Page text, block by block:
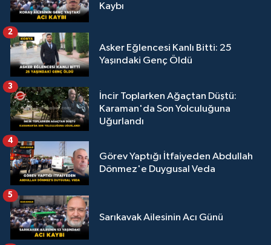
Kaybı
Asker Eğlencesi Kanlı Bitti: 25
Yaşındaki Genç Öldü
2
İncir Toplarken Ağaçtan Düştü:
Karaman'da Son Yolculuğuna
Uğurlandı
3
Görev Yaptığı İtfaiyeden Abdullah
Dönmez'e Duygusal Veda
4
Sarıkavak Ailesinin Acı Günü
5